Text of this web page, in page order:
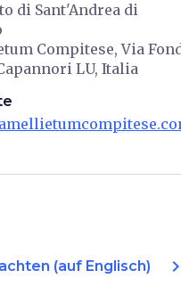
di Sant'Andrea di
Compitese, Via
LU, Italia
(auf Englisch) chevron_right